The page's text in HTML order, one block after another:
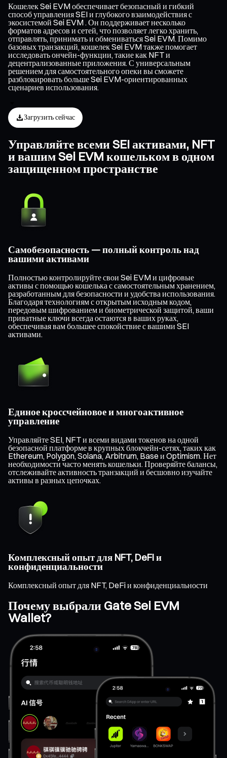
Кошелек Sei EVM обеспечивает безопасный и гибкий
способ управления SEI и глубокого взаимодействия с
экосистемой Sei EVM . Он поддерживает несколько
форматов адресов и сетей, что позволяет легко хранить,
отправлять, принимать и обмениваться Sei EVM. Помимо
базовых транзакций, кошелек Sei EVM также помогает
исследовать ончейн-функции, такие как NFT и
децентрализованные приложения. С универсальным
решением для самостоятельного опеки вы сможете
разблокировать больше Sei EVM-ориентированных
сценариев использования.
Загрузить сейчас
Управляйте всеми SEI активами, NFT
и вашим Sei EVM кошельком в одном
защищенном пространстве
Самобезопасность — полный контроль над
вашими активами
Полностью контролируйте свои Sei EVM и цифровые
активы с помощью кошелька с самостоятельным хранением,
разработанным для безопасности и удобства использования.
Благодаря технологиям с открытым исходным кодом,
передовым шифрованием и биометрической защитой, ваши
приватные ключи всегда остаются в ваших руках,
обеспечивая вам большее спокойствие с вашими SEI
активами.
Единое кроссчейновое и многоактивное
управление
Управляйте SEI, NFT и всеми видами токенов на одной
безопасной платформе в крупных блокчейн-сетях, таких как
Ethereum, Polygon, Solana, Arbitrum, Base и Optimism. Нет
необходимости часто менять кошельки. Проверяйте балансы,
отслеживайте активность транзакций и бесшовно изучайте
активы в разных цепочках.
Комплексный опыт для NFT, DeFi и
конфиденциальности
Комплексный опыт для NFT, DeFi и конфиденциальности
Почему выбрали Gate Sei EVM
Wallet?